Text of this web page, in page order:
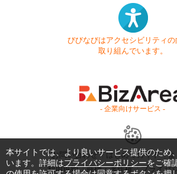
びびなびはアクセシビリティの
取り組んでいます。
- 企業向けサービス -
お問い合わせ はじめてガイド
よ
利用規約
商標・著作権 プライバ
本サイトでは、より良いサービス提供のため
います。詳細はプライバシーポリシーをご確